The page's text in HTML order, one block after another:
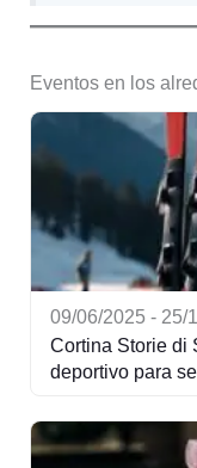
Eventos en los
09/06/2025 - 25/
Cortina Storie di
deportivo para